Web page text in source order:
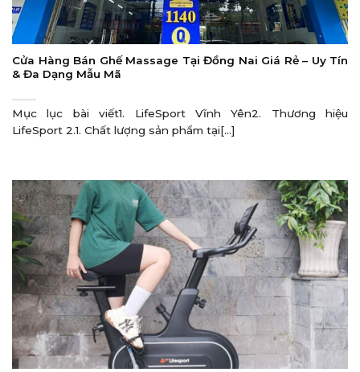
Cửa Hàng Bán Ghế Massage Tại Đồng Nai Giá Rẻ – Uy Tín
& Đa Dạng Mẫu Mã
Mục lục bài viết1. LifeSport Vĩnh Yên2. Thương hiệu
LifeSport 2.1. Chất lượng sản phẩm tại[...]